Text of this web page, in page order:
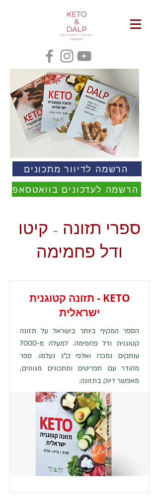
הרשמה לדיוור מתכונים
הרשמה לעדכונים בוואטסאפ
ספרי תזונה - קיטו
ודל פחמימה
KETO - תזונה קטוגנית
ישראלית
הספר המקיף ביותר בישראל על תזונה
קטוגנית ודל פחמימה. למעלה מ-7000
עותקים נמכרו ואלפי ק"ג נעלמו. ספר
מהודר עם תפריטים ומתכונים מגוונים,
מאפשר דיוק בתזונה.